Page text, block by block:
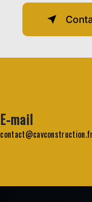
E-mail
contact@cavconstruction.fr